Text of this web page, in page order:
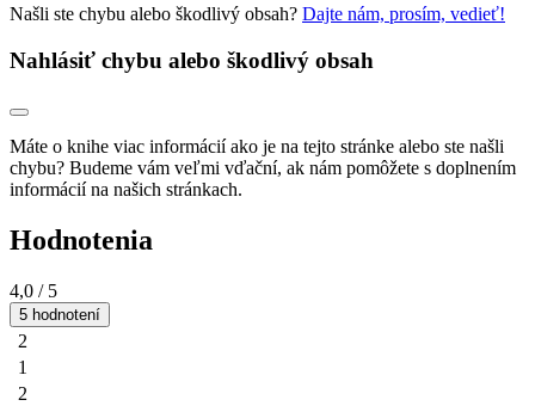
Našli ste chybu alebo škodlivý obsah? Dajte nám, prosím, vedieť!
Nahlásiť chybu alebo škodlivý obsah
Máte o knihe viac informácií ako je na tejto stránke alebo ste našli
chybu? Budeme vám veľmi vďační, ak nám pomôžete s doplnením
informácií na našich stránkach.
Hodnotenia
4,0 / 5
5 hodnotení
2
1
2